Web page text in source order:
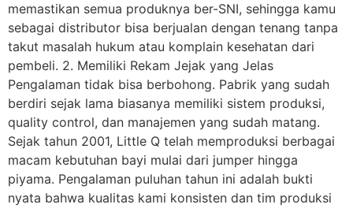
memastikan semua produknya ber-SNI, sehingga kamu
sebagai distributor bisa berjualan dengan tenang tanpa
takut masalah hukum atau komplain kesehatan dari
pembeli. 2. Memiliki Rekam Jejak yang Jelas
Pengalaman tidak bisa berbohong. Pabrik yang sudah
berdiri sejak lama biasanya memiliki sistem produksi,
quality control, dan manajemen yang sudah matang.
Sejak tahun 2001, Little Q telah memproduksi berbagai
macam kebutuhan bayi mulai dari jumper hingga
piyama. Pengalaman puluhan tahun ini adalah bukti
nyata bahwa kualitas kami konsisten dan tim produksi